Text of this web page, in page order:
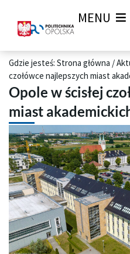
MENU
Gdzie jesteś: Strona główna /
czołówce najlepszych miast
Opole w ścisłej
miast